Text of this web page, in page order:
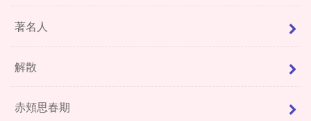
著名人
解散
赤頬思春期